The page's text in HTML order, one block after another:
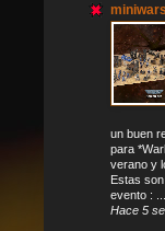
miniwars
un buen
para
verano y
Estas
evento : ...
Hace 5